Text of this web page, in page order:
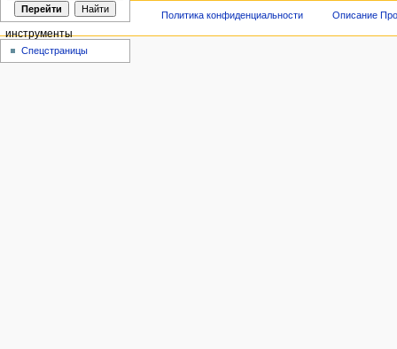
инструменты
Спецстраницы
Политика конфиденциальности Описание